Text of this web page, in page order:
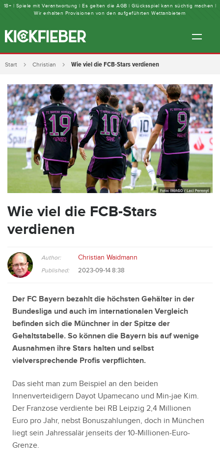
18+ | Spiele mit Verantwortung | Es gelten die AGB | Glücksspiel kann süchtig machen |
Wir erhalten Provisionen von den aufgeführten Wettanbietern
Start Christian Wie viel die FCB-Stars verdienen
Wie viel die FCB-Stars
verdienen
Author: Christian Waidmann
Published: 2023-09-14 8:38
Der FC Bayern bezahlt die höchsten Gehälter in der
Bundesliga und auch im internationalen Vergleich
befinden sich die Münchner in der Spitze der
Gehaltstabelle. So können die Bayern bis auf wenige
Ausnahmen ihre Stars halten und selbst
vielversprechende Profis verpflichten.
Das sieht man zum Beispiel an den beiden
Innenverteidigern Dayot Upamecano und Min-jae Kim.
Der Franzose verdiente bei RB Leipzig 2,4 Millionen
Euro pro Jahr, nebst Bonuszahlungen, doch in München
liegt sein Jahressalär jenseits der 10-Millionen-Euro-
Grenze.